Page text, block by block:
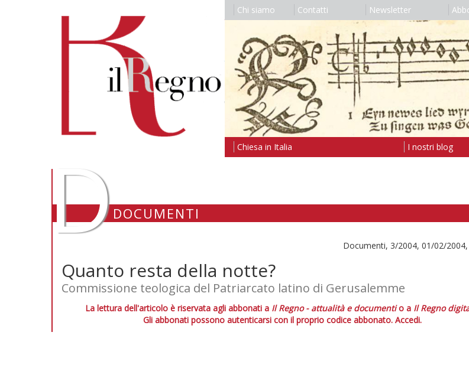
Chi siamo Contatti Newsletter
Chiesa in Italia I nostri blog
DDOCUMENTI
Documenti, 3/2004, 01/02/2004,
Quanto resta della notte?
Commissione teologica del Patriarcato latino di Gerusalemme
La lettura dell'articolo è riservata agli abbonati a Il Regno - attualità e documentio a Il Regno
Gli abbonati possono autenticarsi con il proprio codice abbonato. Accedi.